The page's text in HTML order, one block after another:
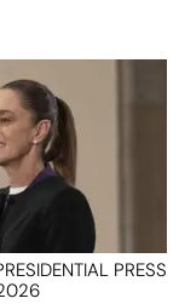
PRESS